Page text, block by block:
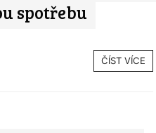
spotřebu
ČÍST VÍCE